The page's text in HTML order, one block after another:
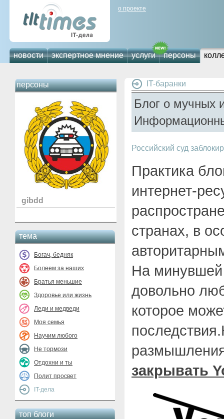
о проекте
новости экспертное мнение услуги персоны
персоны
gibdd
тема
Богач, бедняк
Болеем за наших
Братья меньшие
Здоровье или жизнь
Леди и медведи
Моя семья
Научим любого
Не тормози
Отдохни и ты
Полит просвет
IT-дела
топ блоги
IT-баранки
Блог о мучных
Российский суд
Практика
интернет-
странах, в
На минувшей
довольно
которое
закрывать